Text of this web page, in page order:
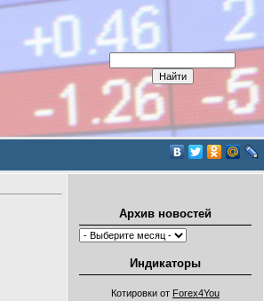
Архив новостей
Индикаторы
Котировки от Forex4You